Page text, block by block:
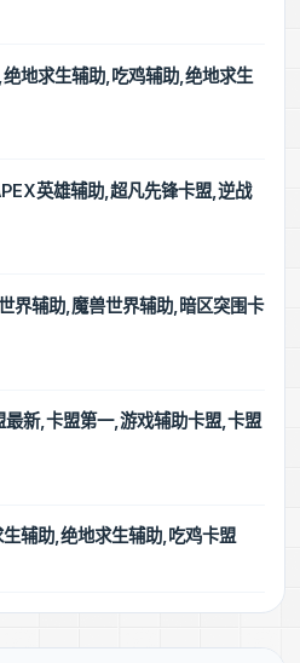
地求生辅助,吃鸡辅助,绝地求生
英雄辅助,超凡先锋卡盟,逆战
界辅助,魔兽世界辅助,暗区突围卡
新,卡盟第一,游戏辅助卡盟,卡盟
辅助,绝地求生辅助,吃鸡卡盟